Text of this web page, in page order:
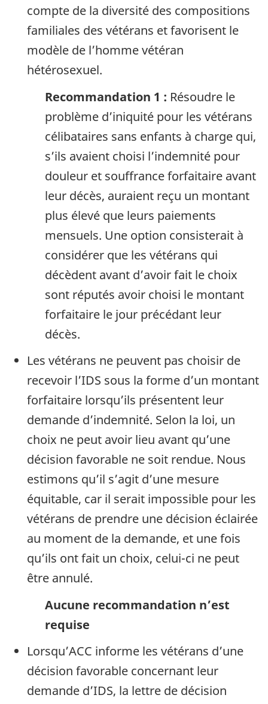
compte de la diversité des compositions
familiales des vétérans et favorisent le
modèle de l’homme vétéran
hétérosexuel.
Recommandation 1 : Résoudre le
problème d’iniquité pour les vétérans
célibataires sans enfants à charge qui,
s’ils avaient choisi l’indemnité pour
douleur et souffrance forfaitaire avant
leur décès, auraient reçu un montant
plus élevé que leurs paiements
mensuels. Une option consisterait à
considérer que les vétérans qui
décèdent avant d’avoir fait le choix
sont réputés avoir choisi le montant
forfaitaire le jour précédant leur
décès.
Les vétérans ne peuvent pas choisir de
recevoir l’IDS sous la forme d’un montant
forfaitaire lorsqu’ils présentent leur
demande d’indemnité. Selon la loi, un
choix ne peut avoir lieu avant qu’une
décision favorable ne soit rendue. Nous
estimons qu’il s’agit d’une mesure
équitable, car il serait impossible pour les
vétérans de prendre une décision éclairée
au moment de la demande, et une fois
qu’ils ont fait un choix, celui-ci ne peut
être annulé.
Aucune recommandation n’est
requise
Lorsqu’ACC informe les vétérans d’une
décision favorable concernant leur
demande d’IDS, la lettre de décision